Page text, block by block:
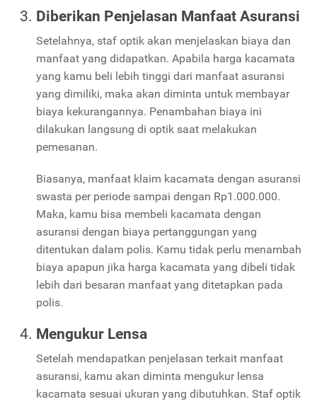
Diberikan Penjelasan Manfaat Asuransi
Setelahnya, staf optik akan menjelaskan biaya dan
manfaat yang didapatkan. Apabila harga kacamata
yang kamu beli lebih tinggi dari manfaat asuransi
yang dimiliki, maka akan diminta untuk membayar
biaya kekurangannya. Penambahan biaya ini
dilakukan langsung di optik saat melakukan
pemesanan.
Biasanya, manfaat klaim kacamata dengan asuransi
swasta per periode sampai dengan Rp1.000.000.
Maka, kamu bisa membeli kacamata dengan
asuransi dengan biaya pertanggungan yang
ditentukan dalam polis. Kamu tidak perlu menambah
biaya apapun jika harga kacamata yang dibeli tidak
lebih dari besaran manfaat yang ditetapkan pada
polis.
Mengukur Lensa
Setelah mendapatkan penjelasan terkait manfaat
asuransi, kamu akan diminta mengukur lensa
kacamata sesuai ukuran yang dibutuhkan. Staf optik